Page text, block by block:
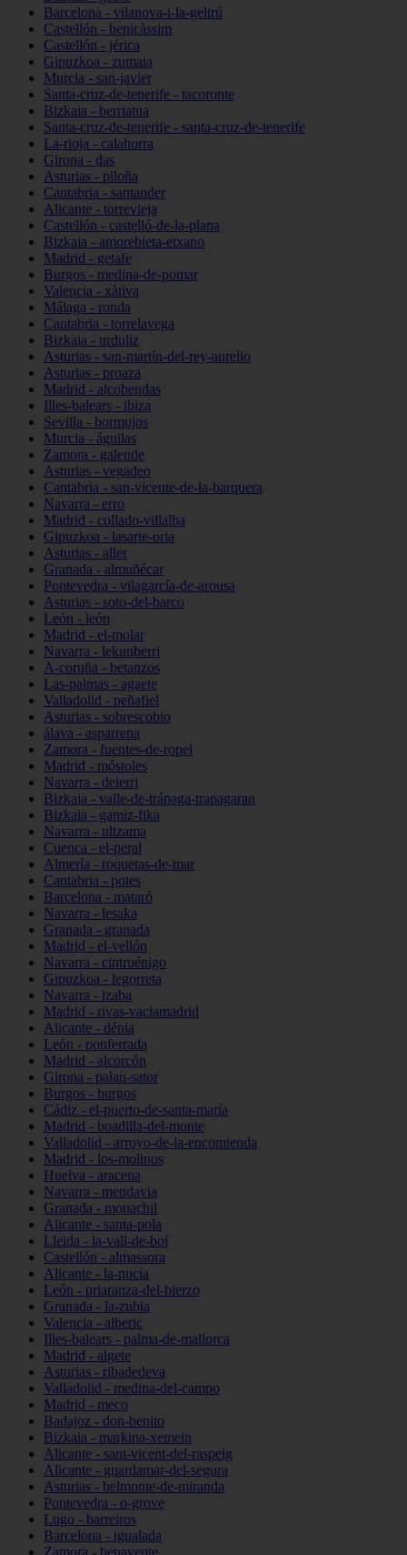
Barcelona - vilanova-i-la-geltrú
Castellón - benicàssim
Castellón - jérica
Gipuzkoa - zumaia
Murcia - san-javier
Santa-cruz-de-tenerife - tacoronte
Bizkaia - berriatua
Santa-cruz-de-tenerife - santa-cruz-de-tenerife
La-rioja - calahorra
Girona - das
Asturias - piloña
Cantabria - santander
Alicante - torrevieja
Castellón - castelló-de-la-plana
Bizkaia - amorebieta-etxano
Madrid - getafe
Burgos - medina-de-pomar
Valencia - xàtiva
Málaga - ronda
Cantabria - torrelavega
Bizkaia - urduliz
Asturias - san-martín-del-rey-aurelio
Asturias - proaza
Madrid - alcobendas
Illes-balears - ibiza
Sevilla - bormujos
Murcia - águilas
Zamora - galende
Asturias - vegadeo
Cantabria - san-vicente-de-la-barquera
Navarra - erro
Madrid - collado-villalba
Gipuzkoa - lasarte-oria
Asturias - aller
Granada - almuñécar
Pontevedra - vilagarcía-de-arousa
Asturias - soto-del-barco
León - león
Madrid - el-molar
Navarra - lekunberri
A-coruña - betanzos
Las-palmas - agaete
Valladolid - peñafiel
Asturias - sobrescobio
álava - asparrena
Zamora - fuentes-de-ropel
Madrid - móstoles
Navarra - deierri
Bizkaia - valle-de-trápaga-trapagaran
Bizkaia - gamiz-fika
Navarra - ultzama
Cuenca - el-peral
Almería - roquetas-de-mar
Cantabria - potes
Barcelona - mataró
Navarra - lesaka
Granada - granada
Madrid - el-vellón
Navarra - cintruénigo
Gipuzkoa - legorreta
Navarra - izaba
Madrid - rivas-vaciamadrid
Alicante - dénia
León - ponferrada
Madrid - alcorcón
Girona - palau-sator
Burgos - burgos
Cádiz - el-puerto-de-santa-maría
Madrid - boadilla-del-monte
Valladolid - arroyo-de-la-encomienda
Madrid - los-molinos
Huelva - aracena
Navarra - mendavia
Granada - monachil
Alicante - santa-pola
Lleida - la-vall-de-boí
Castellón - almassora
Alicante - la-nucia
León - priaranza-del-bierzo
Granada - la-zubia
Valencia - alberic
Illes-balears - palma-de-mallorca
Madrid - algete
Asturias - ribadedeva
Valladolid - medina-del-campo
Madrid - meco
Badajoz - don-benito
Bizkaia - markina-xemein
Alicante - sant-vicent-del-raspeig
Alicante - guardamar-del-segura
Asturias - belmonte-de-miranda
Pontevedra - o-grove
Lugo - barreiros
Barcelona - igualada
Zamora - benavente